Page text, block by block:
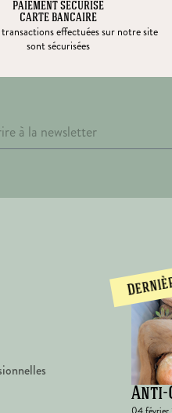
PAIEMENT SÉCURISÉ
CARTE BANCAIRE
transactions effectuées sur notre site
sont sécurisées
Anti-